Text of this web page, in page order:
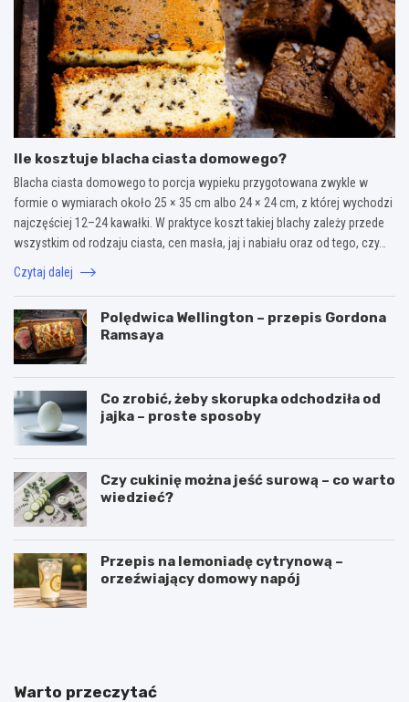
Ile kosztuje blacha ciasta domowego?
Blacha ciasta domowego to porcja wypieku przygotowana zwykle w
formie o wymiarach około 25 × 35 cm albo 24 × 24 cm, z której wychodzi
najczęściej 12–24 kawałki. W praktyce koszt takiej blachy zależy przede
wszystkim od rodzaju ciasta, cen masła, jaj i nabiału oraz od tego, czy…
Czytaj dalej
Polędwica Wellington – przepis Gordona
Ramsaya
Co zrobić, żeby skorupka odchodziła od
jajka – proste sposoby
Czy cukinię można jeść surową – co warto
wiedzieć?
Przepis na lemoniadę cytrynową –
orzeźwiający domowy napój
C
l
P
r
Warto przeczytać